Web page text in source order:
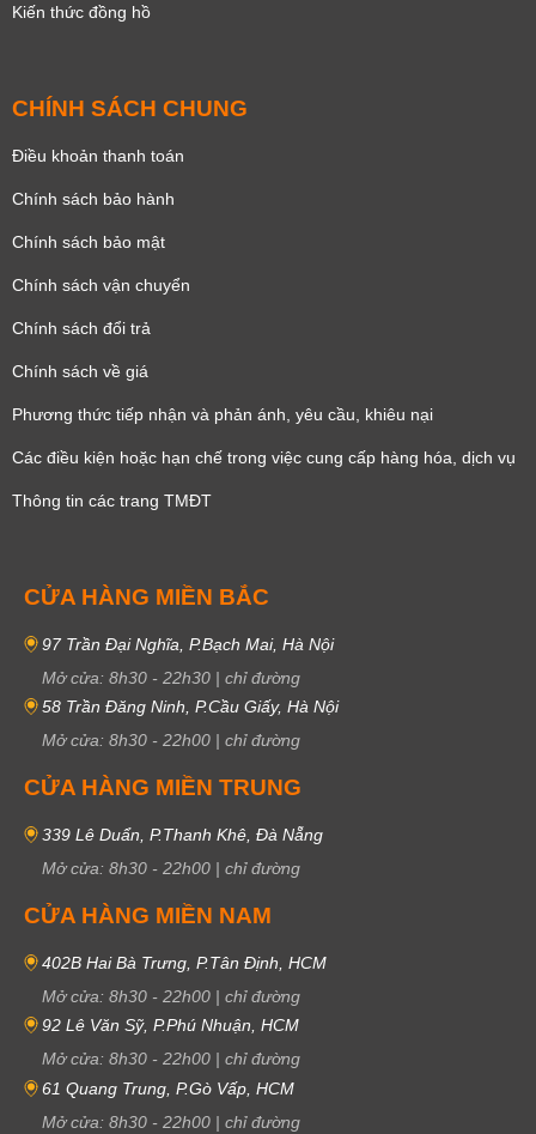
Kiến thức đồng hồ
CHÍNH SÁCH CHUNG
Điều khoản thanh toán
Chính sách bảo hành
Chính sách bảo mật
Chính sách vận chuyển
Chính sách đổi trả
Chính sách về giá
Phương thức tiếp nhận và phản ánh, yêu cầu, khiêu nại
Các điều kiện hoặc hạn chế trong việc cung cấp hàng hóa, dịch vụ
Thông tin các trang TMĐT
CỬA HÀNG MIỀN BẮC
97 Trần Đại Nghĩa, P.Bạch Mai, Hà Nội
Mở cửa: 8h30 - 22h30 | chỉ đường
58 Trần Đăng Ninh, P.Cầu Giấy, Hà Nội
Mở cửa: 8h30 - 22h00 | chỉ đường
CỬA HÀNG MIỀN TRUNG
339 Lê Duẩn, P.Thanh Khê, Đà Nẵng
Mở cửa: 8h30 - 22h00 | chỉ đường
CỬA HÀNG MIỀN NAM
402B Hai Bà Trưng, P.Tân Định, HCM
Mở cửa: 8h30 - 22h00 | chỉ đường
92 Lê Văn Sỹ, P.Phú Nhuận, HCM
Mở cửa: 8h30 - 22h00 | chỉ đường
61 Quang Trung, P.Gò Vấp, HCM
Mở cửa: 8h30 - 22h00 | chỉ đường